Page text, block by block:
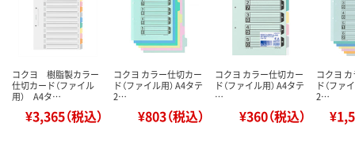
コクヨ 樹脂製カラー
仕切カード（ファイル
用） A4タ…
¥3,365（税込）
コクヨ カラー仕切カー
ド（ファイル用） A4タテ
2…
¥803（税込）
コクヨ カラー仕切カー
ド（ファイル用） A4タテ
…
¥360（税込）
コクヨ
ド（ファ
2…